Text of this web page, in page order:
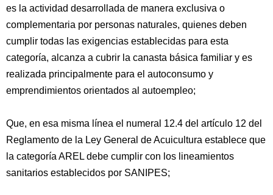
es la actividad desarrollada de manera exclusiva o
complementaria por personas naturales, quienes deben
cumplir todas las exigencias establecidas para esta
categoría, alcanza a cubrir la canasta básica familiar y es
realizada principalmente para el autoconsumo y
emprendimientos orientados al autoempleo;
Que, en esa misma línea el numeral 12.4 del artículo 12 del
Reglamento de la Ley General de Acuicultura establece que
la categoría AREL debe cumplir con los lineamientos
sanitarios establecidos por SANIPES;